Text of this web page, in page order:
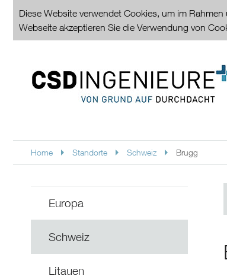
Diese Website verwendet Cookies, um im Rahmen
Webseite akzeptieren Sie die Verwendung von
Home Standorte Schweiz Brugg
Europa
Schweiz
Litauen